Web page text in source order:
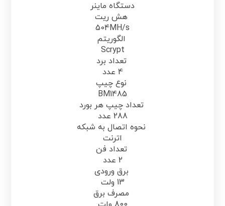
دستگاه ماینر
هش ریت
504MH/s
الگوریتم
Scrypt
تعداد برد
4 عدد
نوع چیپ
BM1485
تعداد چیپ هر بورد
288 عدد
نحوه اتصال به شبکه
اترنت
تعداد فن
2 عدد
برق ورودی
13 ولت
مصرف برق